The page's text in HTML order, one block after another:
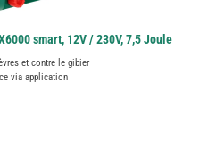
smart, 12V / 230V, 7,5 Joule
et contre le gibier
via application